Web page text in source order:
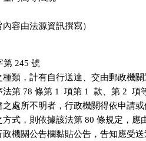
內容由法源資訊撰寫）
第 245 號
種類，計有自行送達、交由郵政機
法第 78 條第 1  項第 1  款、第 2  項
之處所不明者，行政機關得依申請
方式，則依據該法第 80 條規定，應
政機關公告欄黏貼公告，告知應受